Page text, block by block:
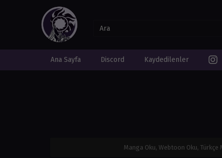
Ana Sayfa Discord Kaydedilenler
Manga Oku, Webtoon Oku,